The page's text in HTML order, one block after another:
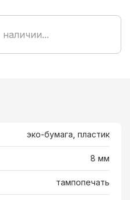
эко-бумага, пластик
8 мм
тампопечать